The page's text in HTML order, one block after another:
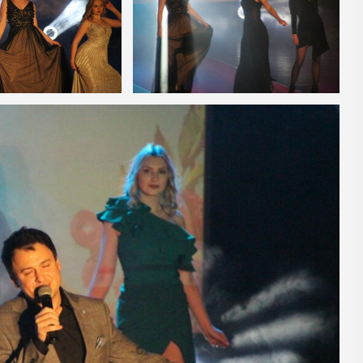
seniorzy
lato,
kosmetyki
Uuczestnicy
16 MAJ
09:00 -
18:00
Dzień otwarty
Biblioteki
Pedagogicznej
PROGRAM DNIA OTWARTEGO BIBLIOTEKI
PEDAGOGICZNEJ W MYŚLENICACH
9.00 – 11.00 zajęcia dla dzieci:
Spotkanie z robotami - Ozobot i Photon
zapraszają dzieci do wspólnej zabawy.
Magiczne ...